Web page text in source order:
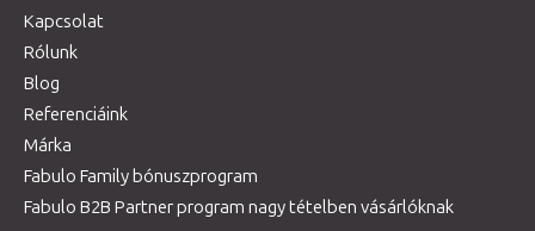
Kapcsolat
Rólunk
Blog
Referenciáink
Márka
Fabulo Family bónuszprogram
Fabulo B2B Partner program nagy tételben vásárlóknak